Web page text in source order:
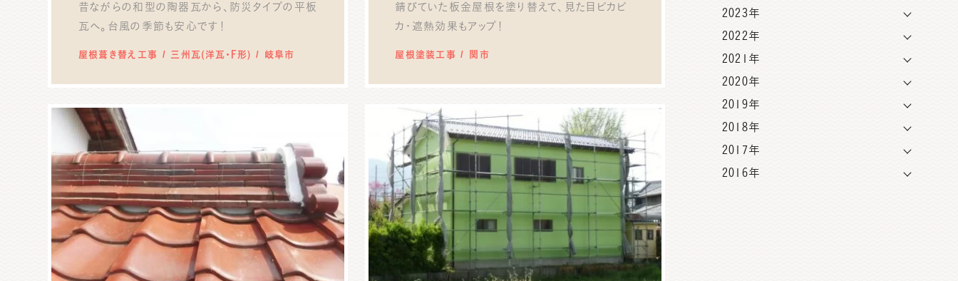
昔ながらの和型の陶器瓦から、防災タイプの平板
瓦へ。台風の季節も安心です！
屋根葺き替え工事 三州瓦(洋瓦・F形) 岐阜市
錆びていた板金屋根を塗り替えて、見た目ピカピ
カ・遮熱効果もアップ！
屋根塗装工事 関市
2023年
2022年
2021年
2020年
2019年
2018年
2017年
2016年